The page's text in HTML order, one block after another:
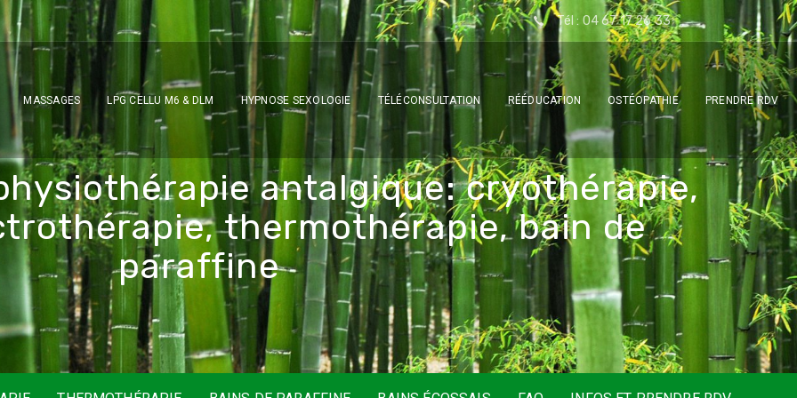
Tél : 04 67 17 26 33
MASSAGES LPG CELLU M6 & DLM HYPNOSE SEXOLOGIE TÉLÉCONSULTATION RÉÉDUCATION OSTÉOPATHIE PRENDRE RDV
hysiothérapie antalgique: cryothérapie,
trothérapie, thermothérapie, bain de
paraffine